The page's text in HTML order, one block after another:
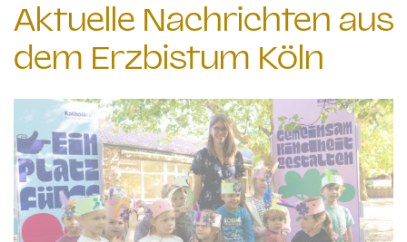
Aktuelle Nachrichten aus
dem Erzbistum Köln